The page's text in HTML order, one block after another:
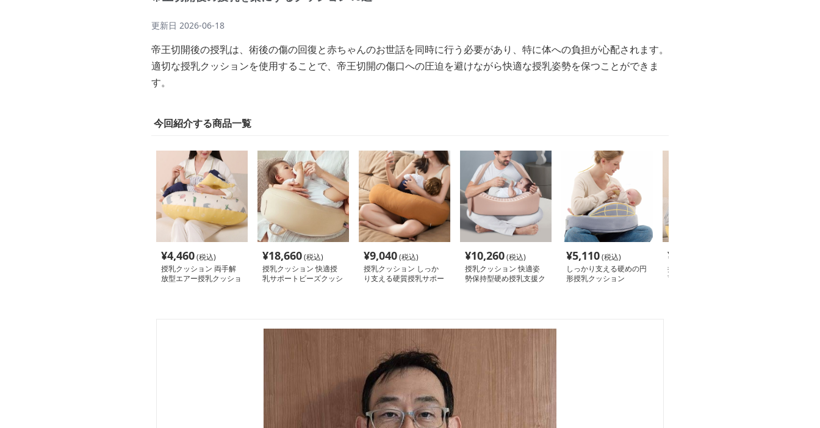
更新日 2026-06-18
帝王切開後の授乳は、術後の傷の回復と赤ちゃんのお世話を同時に行う必要があり、特に体への負担が心配されます。
適切な授乳クッションを使用することで、帝王切開の傷口への圧迫を避けながら快適な授乳姿勢を保つことができま
す。
今回紹介する商品一覧
¥4,460(税込)
授乳クッション 両手解
放型エアー授乳クッショ
¥18,660(税込)
授乳クッション 快適授
乳サポートビーズクッシ
¥9,040(税込)
授乳クッション しっか
り支える硬質授乳サポー
¥10,260(税込)
授乳クッション 快適姿
勢保持型硬め授乳支援ク
¥5,110(税込)
しっかり支える硬めの円
形授乳クッション
¥
授乳クッション 科学護
育人体工学設計硬め授乳